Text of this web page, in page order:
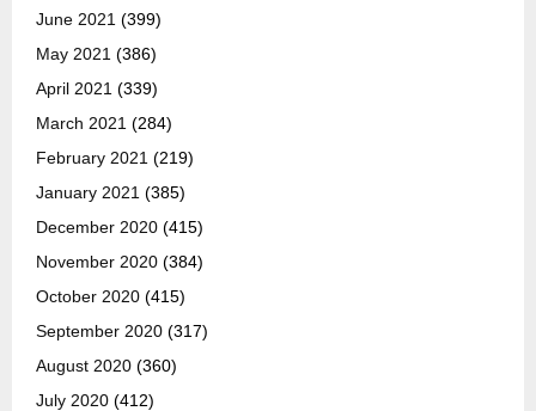
June 2021 (399)
May 2021 (386)
April 2021 (339)
March 2021 (284)
February 2021 (219)
January 2021 (385)
December 2020 (415)
November 2020 (384)
October 2020 (415)
September 2020 (317)
August 2020 (360)
July 2020 (412)